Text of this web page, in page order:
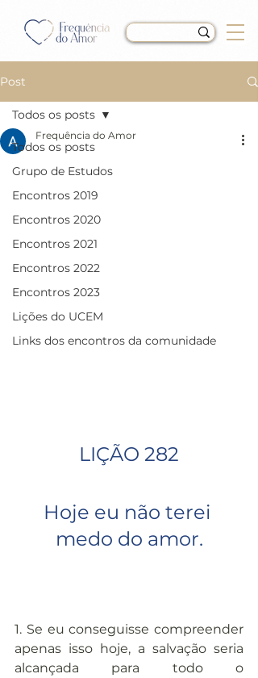
Post
Todos os posts
Grupo de Estudos
Encontros 2019
Encontros 2020
Encontros 2021
Encontros 2022
Encontros 2023
Lições do UCEM
Links dos encontros da comunidade
Todos os posts
LIÇÃO 282 do Livro de
Exercícios de “Um Curso
em Milagres” (UCEM)
Frequência do Amor
LIÇÃO 282
Hoje eu não terei
medo do amor.
1. Se eu conseguisse compreender
apenas isso hoje, a salvação seria
alcançada para todo o